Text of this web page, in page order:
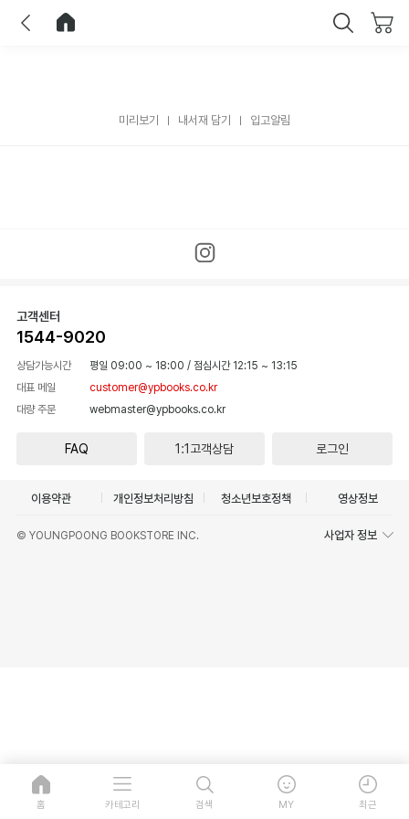
미리보기 내서재 담기 입고알림
고객센터
1544-9020
상담가능시간 평일 09:00 ~ 18:00 / 점심시간 12:15 ~ 13:15
대표 메일
customer@ypbooks.co.kr
대량 주문
webmaster@ypbooks.co.kr
FAQ 1:1고객상담 로그인
이용약관 개인정보처리방침 청소년보호정책 영상정보
© YOUNGPOONG BOOKSTORE INC. 사업자 정보
홈 카테고리 검색 MY 최근